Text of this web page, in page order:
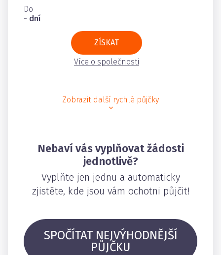
Do
- dní
ZÍSKAT
Více o společnosti
Zobrazit další rychlé půjčky
Nebaví vás vyplňovat žádosti
jednotlivě?
Vyplňte jen jednu a automaticky
zjistěte, kde jsou vám ochotni půjčit!
SPOČÍTAT NEJVÝHODNĚJŠÍ
PŮJČKU